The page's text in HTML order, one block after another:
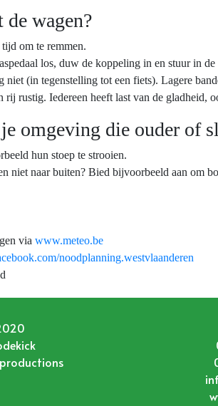
de wagen?
om te remmen.
los, duw de koppeling in en stuur in
niet (in tegenstelling tot een fiets). Lagere
rij rustig. Iedereen heeft last van de gladheid,
omgeving die ouder of
hun stoep te strooien.
niet naar buiten? Bied bijvoorbeeld aan om
via www.meteo.be
noodplanning.westvlaanderen